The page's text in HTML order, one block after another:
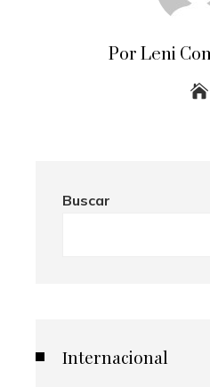
Por Leni
Buscar
Internacional